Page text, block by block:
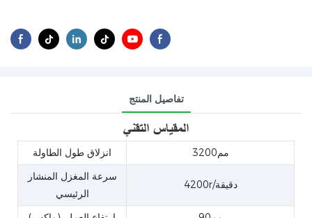
تفاصيل المنتج
المقياس التقني
انزلاق طول الطاولة
مم3200
سرعة المغزل المنشار
الرئيسي
4200r/دقيقة